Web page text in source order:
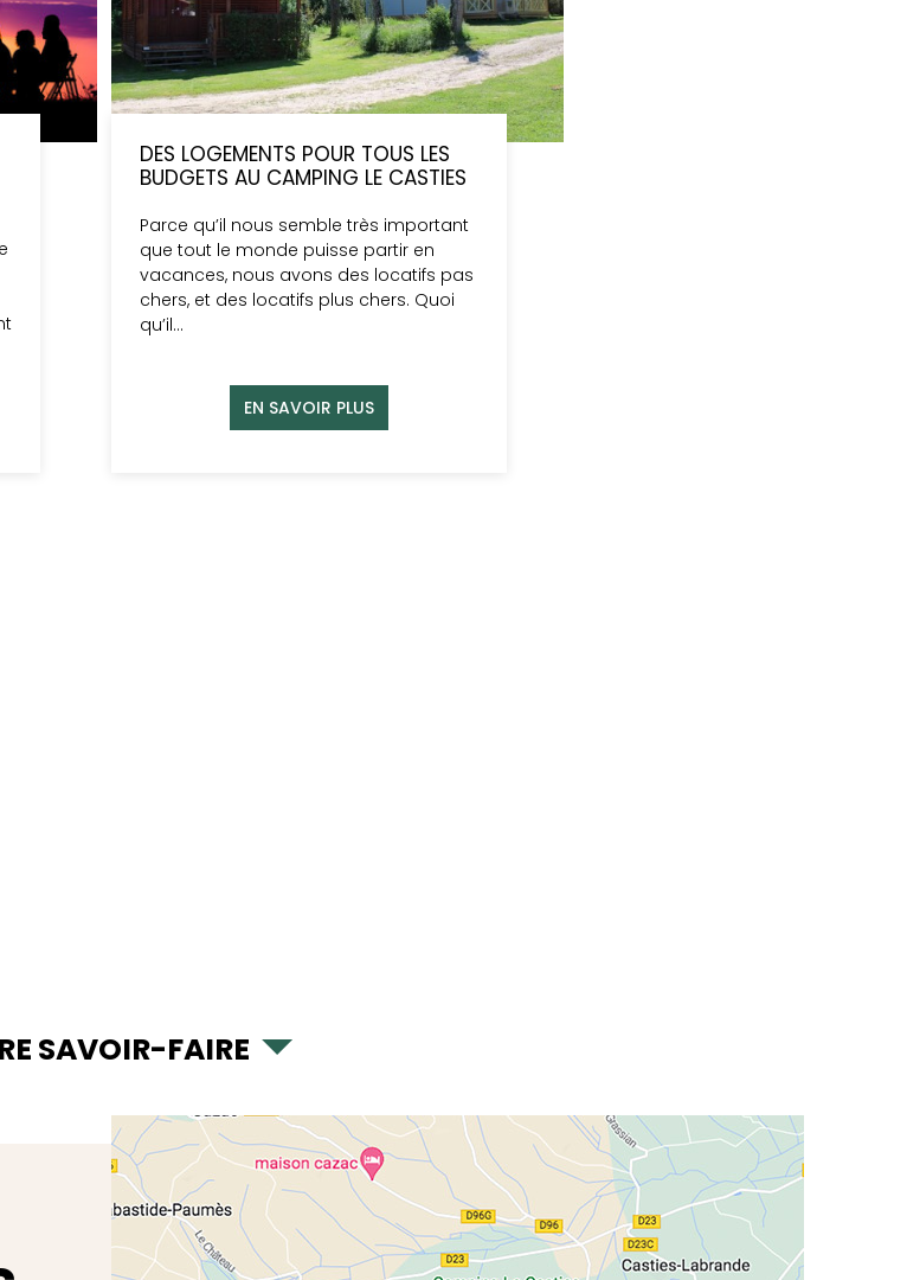
DES LOGEMENTS POUR TOUS LES
BUDGETS AU CAMPING LE CASTIES
Parce qu’il nous semble très important
que tout le monde puisse partir en
vacances, nous avons des locatifs pas
chers, et des locatifs plus chers. Quoi
qu’il…
EN SAVOIR PLUS
SAVOIR-FAIRE